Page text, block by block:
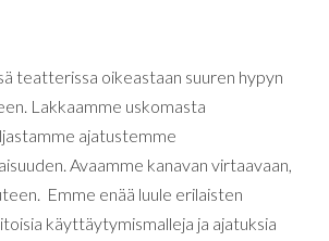
teatterissa oikeastaan suuren hypyn
Lakkaamme uskomasta
ajatustemme
Avaamme kanavan virtaavaan,
Emme enää luule erilaisten
käyttäytymismalleja ja ajatuksia